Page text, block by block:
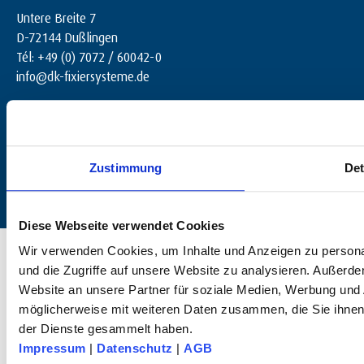
Zustimmung
Diese Webseite verwendet Cookies
Wir verwenden Cookies, um Inhalte und Anzeigen zu
und die Zugriffe auf unsere Website zu analysieren.
Website an unsere Partner für soziale Medien, Werbung
möglicherweise mit weiteren Daten zusammen, die Sie
der Dienste gesammelt haben.
Impressum | Datenschutz | AGB
Untere Breite 7
D-72144 Dußlingen
Tél: +49 (0) 7072 / 60042-0
info@dk-fixiersysteme.de
© 2025 dk FIXIERSYSTEME GmbH & Co. KG – Tous droits réservés.